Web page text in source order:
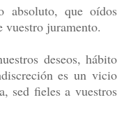
absoluto, que oídos
vuestro juramento.
deseos, hábito
es un vicio
sed fieles a vuestros